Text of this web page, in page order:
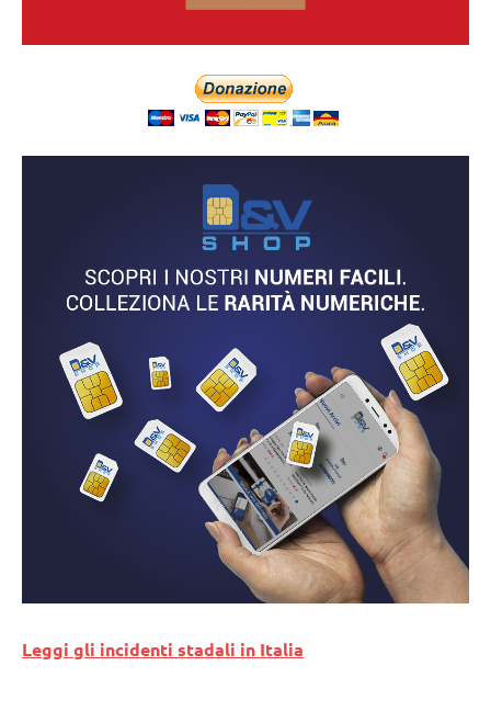
Leggi gli incidenti stadali in Italia